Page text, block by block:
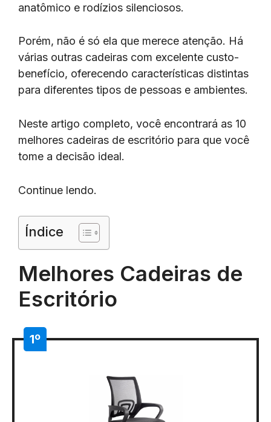
anatômico e rodízios silenciosos.
Porém, não é só ela que merece atenção. Há
várias outras cadeiras com excelente custo-
benefício, oferecendo características distintas
para diferentes tipos de pessoas e ambientes.
Neste artigo completo, você encontrará as 10
melhores cadeiras de escritório para que você
tome a decisão ideal.
Continue lendo.
Índice
Melhores Cadeiras de
Escritório
1º